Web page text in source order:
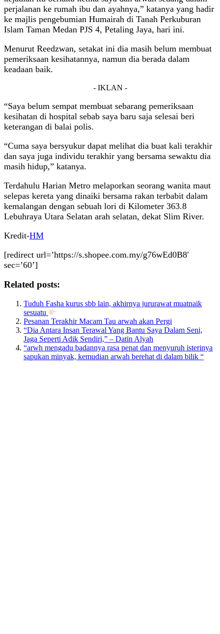
perjalanan ke rumah ibu dan ayahnya,” katanya yang hadir
ke majlis pengebumian Humairah di Tanah Perkuburan
Islam Taman Medan PJS 4, Petaling Jaya, hari ini.
Menurut Reedzwan, setakat ini dia masih belum membuat
pemeriksaan kesihatannya, namun dia berada dalam
keadaan baik.
- IKLAN -
“Saya belum sempat membuat sebarang pemeriksaan
kesihatan di hospital sebab saya baru saja selesai beri
keterangan di balai polis.
“Cuma saya bersyukur dapat melihat dia buat kali terakhir
dan saya juga individu terakhir yang bersama sewaktu dia
masih hidup,” katanya.
Terdahulu Harian Metro melaporkan seorang wanita maut
selepas kereta yang dinaiki bersama rakan terbabit dalam
kemalangan dengan sebuah lori di Kilometer 363.8
Lebuhraya Utara Selatan arah selatan, dekat Slim River.
Kredit-HM
[redirect url=’https://s.shopee.com.my/g76wEd0B8′
sec=’60’]
Related posts:
Tuduh Fasha kurus sbb lain, akhirnya jururawat muatnaik
sesuatu
Pesanan Terakhir Macam Tau arwah akan Pergi
“Dia Antara Insan Terawal Yang Bantu Saya Dalam Seni,
Jaga Seperti Adik Sendiri,” – Datin Alyah
“arwh mengadu badannya rasa penat dan menyuruh isterinya
sapukan minyak, kemudian arwah berehat di dalam bilik “